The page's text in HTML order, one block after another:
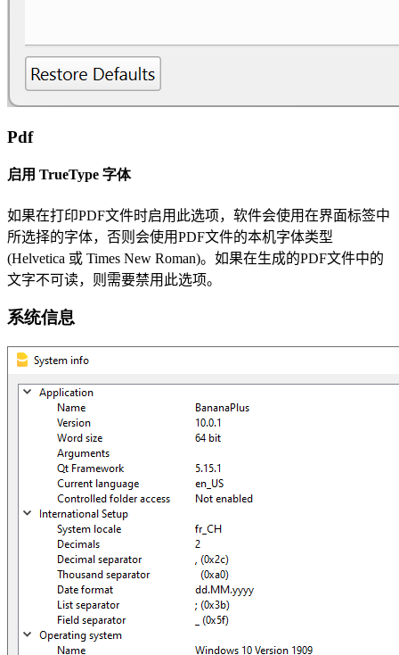
Pdf
启用 TrueType 字体
如果在打印PDF文件时启用此选项，软件会使用在界面标签中
所选择的字体，否则会使用PDF文件的本机字体类型
(Helvetica 或 Times New Roman)。 如果在生成的PDF文件中的
文字不可读，则需要禁用此选项。
系统信息